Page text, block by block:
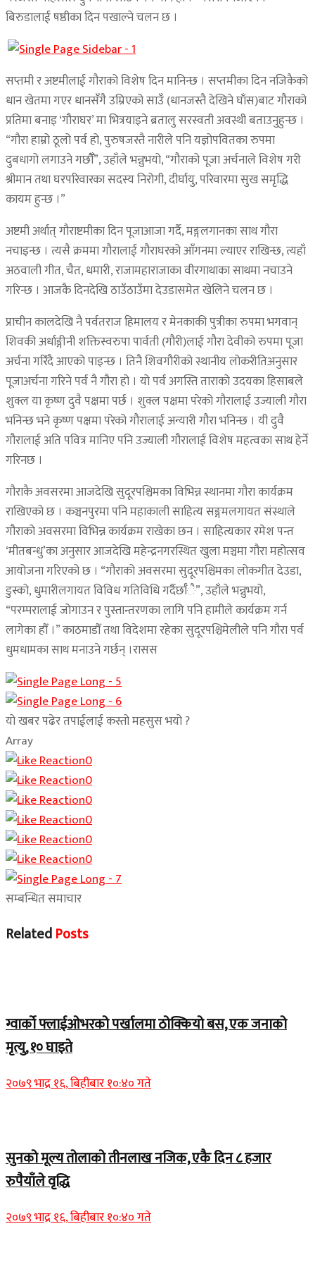
बिरुडालाई षष्ठीका दिन पखाल्ने चलन छ ।
सप्तमी र अष्टमीलाई गौराको विशेष दिन मानिन्छ । सप्तमीका दिन नजिकैको
धान खेतमा गएर धानसँगै उम्रिएको साउँ (धानजस्तै देखिने घाँस)बाट गौराको
प्रतिमा बनाइ ‘गौराघर’ मा भित्रयाइने ब्रतालु सरस्वती अवस्थी बताउनुहुन्छ ।
“गौरा हाम्रो ठूलो पर्व हो, पुरुषजस्तै नारीले पनि यज्ञोपवितका रुपमा
दुबधागो लगाउने गछौँँ”, उहाँले भन्नुभयो, “गौराको पूजा अर्चनाले विशेष गरी
श्रीमान तथा घरपरिवारका सदस्य निरोगी, दीर्घायु, परिवारमा सुख समृद्धि
कायम हुन्छ ।”
अष्टमी अर्थात् गौराष्टमीका दिन पूजाआजा गर्दै, मङ्गलगानका साथ गौरा
नचाइन्छ । त्यसै क्रममा गौरालाई गौराघरको आँगनमा ल्याएर राखिन्छ, त्यहाँ
अठवाली गीत, चैत, धमारी, राजामहाराजाका वीरगाथाका साथमा नचाउने
गरिन्छ । आजकै दिनदेखि ठाउँठाउँमा देउडासमेत खेलिने चलन छ ।
प्राचीन कालदेखि नै पर्वतराज हिमालय र मेनकाकी पुत्रीका रुपमा भगवान्
शिवकी अर्धाङ्गीनी शक्तिस्वरुपा पार्वती (गौरी)लाई गौरा देवीको रुपमा पूजा
अर्चना गरिँदै आएको पाइन्छ । तिनै शिवगौरीको स्थानीय लोकरीतिअनुसार
पूजाअर्चना गरिने पर्व नै गौरा हो । यो पर्व अगस्ति ताराको उदयका हिसाबले
शुक्ल या कृष्ण दुवै पक्षमा पर्छ । शुक्ल पक्षमा परेको गौरालाई उज्याली गौरा
भनिन्छ भने कृष्ण पक्षमा परेको गौरालाई अन्यारी गौरा भनिन्छ । यी दुवै
गौरालाई अति पवित्र मानिए पनि उज्याली गौरालाई विशेष महत्वका साथ हेर्ने
गरिनछ ।
गौराकै अवसरमा आजदेखि सुदूरपश्चिमका विभिन्न स्थानमा गौरा कार्यक्रम
राखिएको छ । कञ्चनपुरमा पनि महाकाली साहित्य सङ्गमलगायत संस्थाले
गौराको अवसरमा विभिन्न कार्यक्रम राखेका छन । साहित्यकार रमेश पन्त
‘मीतबन्धु’का अनुसार आजदेखि महेन्द्रनगरस्थित खुला मञ्चमा गौरा महोत्सव
आयोजना गरिएको छ । “गौराको अवसरमा सुदूरपश्चिमका लोकगीत देउडा,
डुस्को, धुमारीलगायत विविध गतिविधि गर्दैर्छाँै”, उहाँले भन्नुभयो,
“परम्परालाई जोगाउन र पुस्तान्तरणका लागि पनि हामीले कार्यक्रम गर्न
लागेका हौँ ।” काठमाडौँ तथा विदेशमा रहेका सुदूरपश्चिमेलीले पनि गौरा पर्व
धुमधामका साथ मनाउने गर्छन् ।रासस
यो खबर पढेर तपाईलाई कस्तो महसुस भयो ?
Array
0
0
0
0
0
0
सम्बन्धित समाचार
RelatedPosts
ग्वार्को फ्लाईओभरको पर्खालमा ठोक्कियो बस, एक जनाको
मृत्यु, १० घाइते
२०७९ भाद्र १६, बिहीबार १०:४० गते
सुनको मूल्य तोलाको तीनलाख नजिक, एकै दिन ८ हजार
रुपैयाँले वृद्धि
२०७९ भाद्र १६, बिहीबार १०:४० गते